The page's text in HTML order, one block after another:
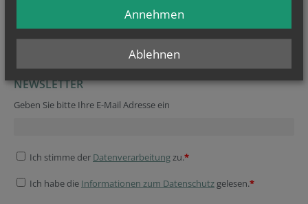
Montag, Dienstag, Freitag: 9:00–12:00 Uhr
Donnerstag: 15:00–18:30 Uhr
NEWSLETTER
Geben Sie bitte Ihre E-Mail Adresse ein
Ich stimme der Datenverarbeitungzu.*
Ich habe die Informationen zum Datenschutz gelesen.*
Ablehnen
Annehmen